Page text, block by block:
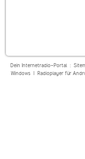
Dein Internetradio-Portal :
Windows| Radioplayer für